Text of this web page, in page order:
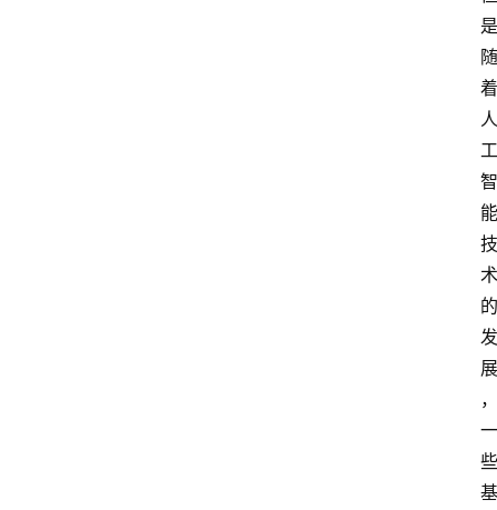
是
随
着
人
工
智
能
技
术
的
发
展
，
一
些
基